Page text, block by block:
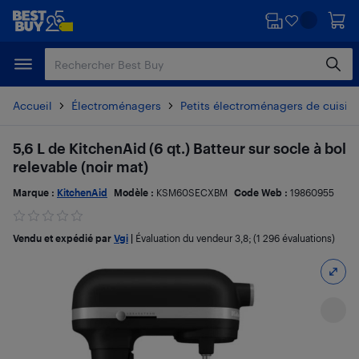
Passer
principal
Passer
Accueil Électroménagers Petits électroménagers de
5,6 L de KitchenAid (6 qt.) Batteur sur socle à bol
relevable (noir mat)
Marque : KitchenAid Modèle : KSM60SECXBM Code Web : 19860955
Vendu et expédié par Vgi Évaluation du vendeur 3,8; (1 296 évaluations)